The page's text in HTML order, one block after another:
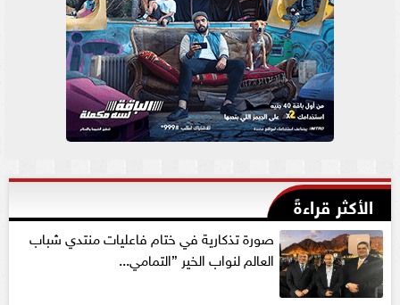
الأكثر قراءةً
صورة تذكارية في ختام فاعليات منتدي شباب
العالم لنواب الخير ”التمامي...